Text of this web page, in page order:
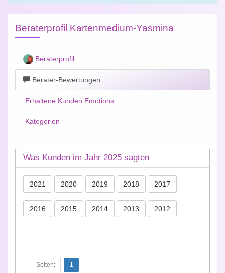
Beraterprofil Kartenmedium-Yasmina
Beraterprofil
Berater-Bewertungen
Erhaltene Kunden Emotions
Kategorien
Was Kunden im Jahr 2025 sagten
2021 2020 2019 2018 2017
2016 2015 2014 2013 2012
Seiten: 1